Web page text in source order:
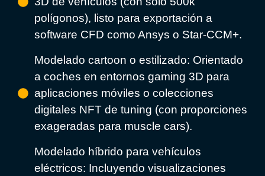
polígonos), listo para exportación a
software CFD como Ansys o Star-CCM+.
Modelado cartoon o estilizado: Orientado
a coches en entornos gaming 3D para
aplicaciones móviles o colecciones
digitales NFT de tuning (con proporciones
exageradas para muscle cars).
Modelado híbrido para vehículos
eléctricos: Incluyendo visualizaciones